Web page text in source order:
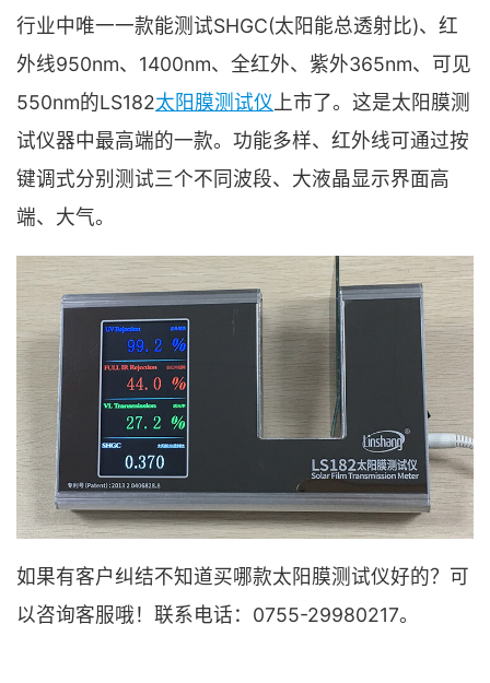
行业中唯一一款能测试SHGC(太阳能总透射比)、红
外线950nm、1400nm、全红外、紫外365nm、可见
550nm的LS182太阳膜测试仪 上市了。这是太阳膜测
试仪器中最高端的一款。功能多样、红外线可通过按
键调式分别测试三个不同波段、大液晶显示界面高
端、大气。
如果有客户纠结不知道买哪款太阳膜测试仪好的？可
以咨询客服哦！联系电话：0755-29980217。